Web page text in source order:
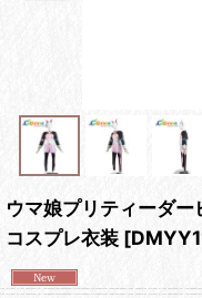
ウマ娘プリティーダ
コスプレ衣装 [